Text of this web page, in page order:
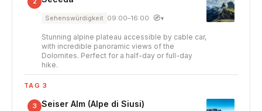
Sehenswürdigkeit 09:00–16:00 🧭▾
Stunning alpine plateau accessible by cable car,
with incredible panoramic views of the
Dolomites. Perfect for a half-day or full-day
hike.
TAG 3
3 Seiser Alm (Alpe di Siusi)